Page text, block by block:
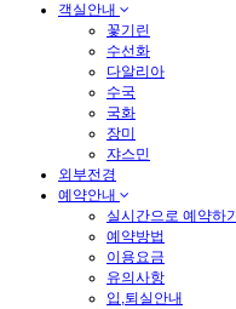
객실안내
꽃기린
수선화
다알리아
수국
국화
장미
쟈스민
외부전경
예약안내
실시간으로 예약하기
예약방법
이용요금
유의사항
입,퇴실안내